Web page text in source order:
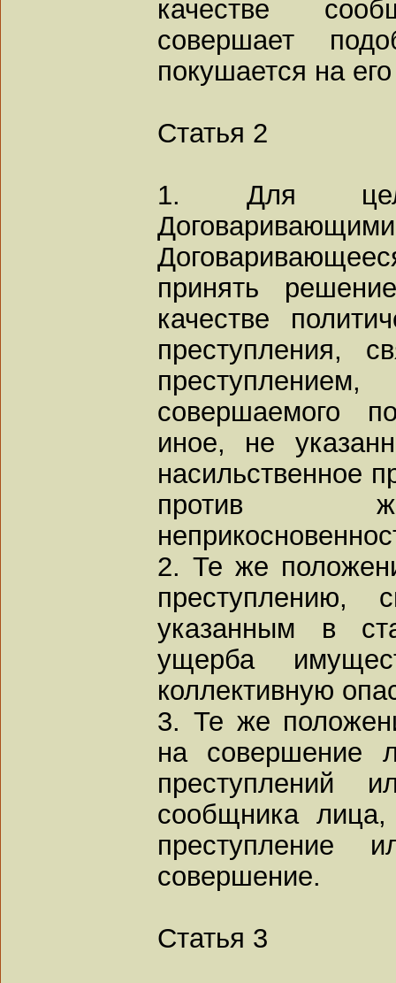
качестве
совершает
покушается на
Статья 2
1. Для
принять
качестве
преступления,
совершаемого
иное, не
насильственное
против
2. Те же
указанным в
ущерба
коллективную
3. Те же
на совершение
преступлений
сообщника лица,
преступление
совершение.
Статья 3